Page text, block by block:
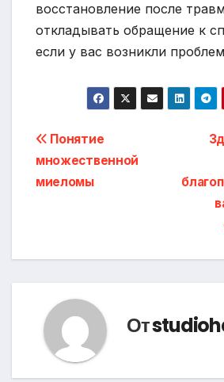
восстановление после
откладывать обращение к
если у вас возникли
Навигация
по
Понятие
множественной
миеломы
От